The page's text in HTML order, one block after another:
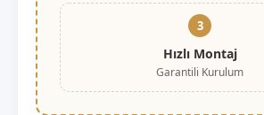
3
Hızlı Montaj
Garantili Kurulum